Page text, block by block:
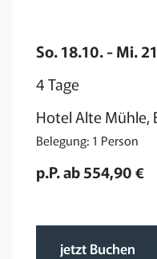
So. 18.10. - Mi.
4 Tage
Hotel Alte Mühle,
Belegung: 1 Person
p.P. ab 554,90 €
jetzt Buchen